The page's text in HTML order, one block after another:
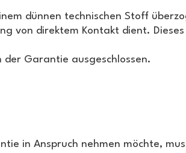
dünnen technischen Stoff
von direktem Kontakt dient.
Garantie ausgeschlossen.
in Anspruch nehmen möchte,